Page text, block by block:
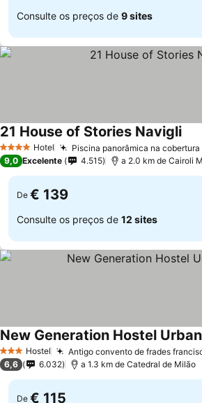
Consulte os preços de 9 sites
4 EstrelasHotel Piscina panorâmica na cobertura
21 House of Stories Navigli
9,0 Excelente 4.515 a 2.0 km de Cairoli
De € 139
Consulte os preços de 12 sites
3 EstrelasHostel Antigo convento de frades
New Generation Hostel
6,6 6.032 a 1.3 km de Catedral de Milão
De € 115